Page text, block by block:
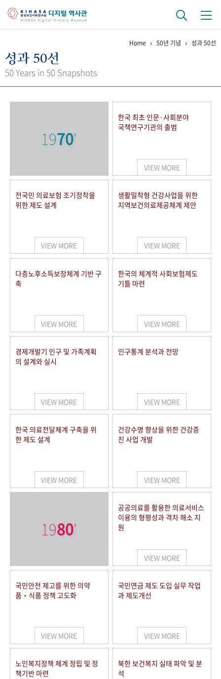
걸어온 길 기관 변천사
키워드로 보는 연구 역사
연구자들
사진 아카이브 문서 기록물 행정박물 영상 기록물
50+1 주년 기념
세계와 함께 한 KIHASA
VR 역사관
Home 50년 기념 성과 50선
성과 50선
50 Years in 50 Snapshots
1970'
한국 최초 인문·사회분야
국책연구기관의 출범
VIEW MORE
전국민 의료보험 조기정착을
위한 제도 설계
VIEW MORE
생활밀착형 건강사업을 위한
지역보건의료제공체계 제안
VIEW MORE
다층노후소득보장체계 기반 구
축
VIEW MORE
한국의 체계적 사회보험제도
기틀 마련
VIEW MORE
경제개발기 인구 및 가족계획
의 설계와 실시
VIEW MORE
인구통계 분석과 전망
VIEW MORE
한국 의료전달체계 구축을 위
한 제도 설계
VIEW MORE
건강수명 향상을 위한 건강증
진 사업 개발
VIEW MORE
1980'
공공의료를 활용한 의료서비스
이용의 형평성과 격차 해소 지
원
VIEW MORE
국민안전 제고를 위한 의약
품‧식품 정책 고도화
VIEW MORE
국민연금 제도 도입 실무 작업
과 제도개선
VIEW MORE
노인복지정책 체계 정립 및 정
책기반 마련
북한 보건복지 실태 파악 및 분
석